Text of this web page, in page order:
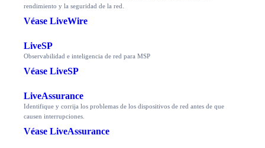
rendimiento y la seguridad de la red.
Véase LiveWire
LiveSP
Observabilidad e inteligencia de red para MSP
Véase LiveSP
LiveAssurance
Identifique y corrija los problemas de los dispositivos de red antes de que
causen interrupciones.
Véase LiveAssurance